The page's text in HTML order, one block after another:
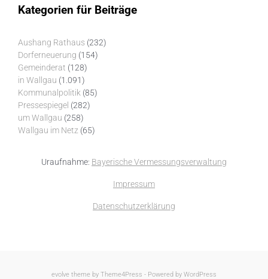
Kategorien für Beiträge
Aushang Rathaus (232)
Dorferneuerung (154)
Gemeinderat (128)
in Wallgau (1.091)
Kommunalpolitik (85)
Pressespiegel (282)
um Wallgau (258)
Wallgau im Netz (65)
Uraufnahme: Bayerische Vermessungsverwaltung
Impressum
Datenschutzerklärung
evolve theme by Theme4Press - Powered by WordPress